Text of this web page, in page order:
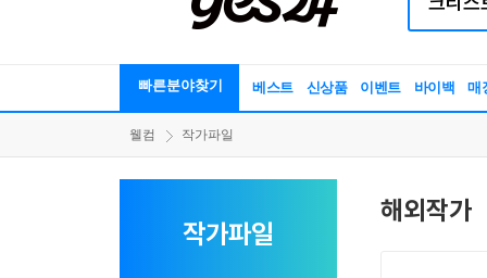
빠른분야찾기 베스트 신상품 이벤트 바이백 매
웰컴 작가파일
작가파일
해외작가